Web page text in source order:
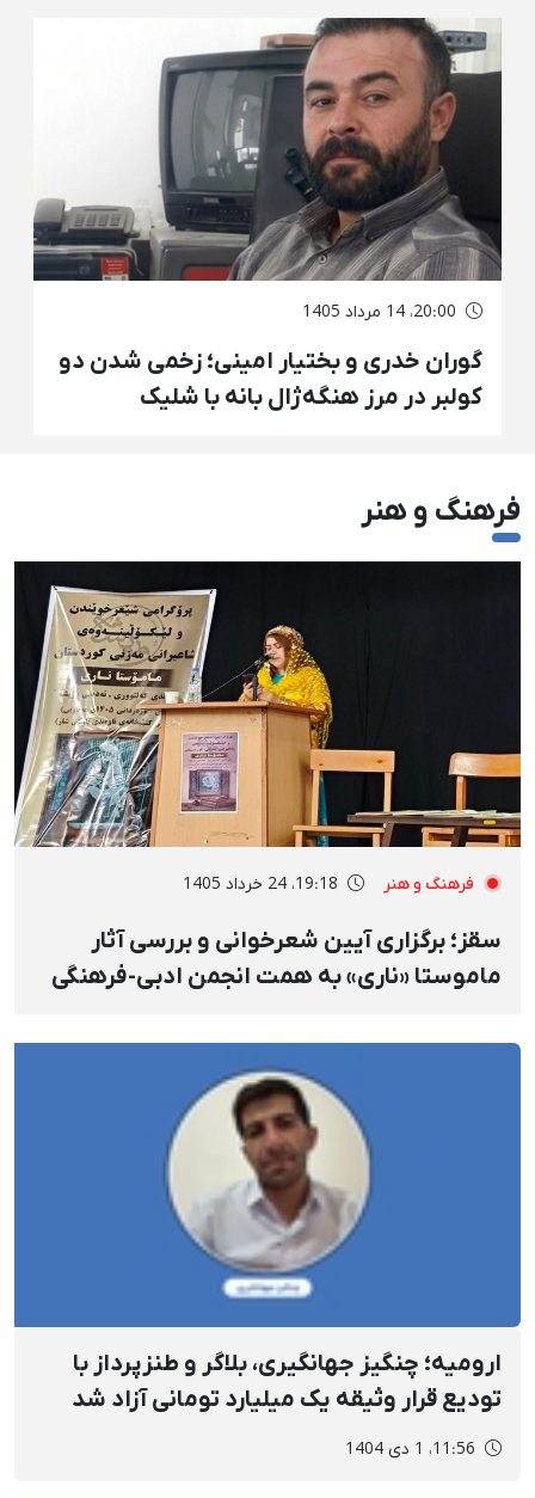
نامعلوم
20:00، 14 مرداد 1405
گوران خدری و بختیار امینی؛ زخمی شدن دو
کولبر در مرز هنگه‌ژال بانه با شلیک
فرهنگ و هنر
فرهنگ و هنر 19:18، 24 خرداد 1405
سقز؛ برگزاری آیین شعرخوانی و بررسی آثار
ماموستا «ناری» به همت انجمن ادبی-فرهنگی
ارومیه؛ چنگیز جهانگیری، بلاگر و طنزپرداز با
تودیع قرار وثیقه یک میلیارد تومانی آزاد شد
11:56، 1 دی 1404